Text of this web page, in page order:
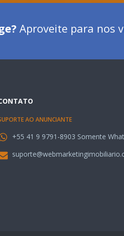
Aproveite para nos
AO ANUNCIANTE
+55 41 9 9791-8903 Somente